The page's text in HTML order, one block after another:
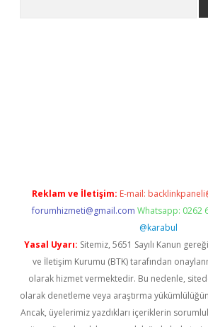
Reklam ve İletişim: E-mail:
forumhizmeti@gmail.com Whatsapp: 0262
@karabul
Yasal Uyarı: Sitemiz, 5651 Sayılı Kanun
ve İletişim Kurumu (BTK) tarafından
olarak hizmet vermektedir. Bu nedenle,
olarak denetleme veya araştırma
Ancak, üyelerimiz yazdıkları içeriklerin